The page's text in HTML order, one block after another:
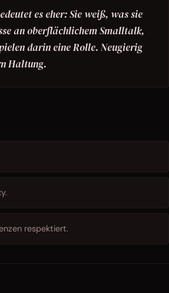
es eher: Sie weiß, was sie
an oberflächlichem Smalltalk,
darin eine Rolle. Neugierig
Haltung.
respektiert.